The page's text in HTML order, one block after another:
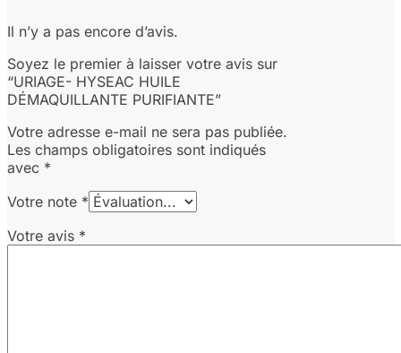
Il n’y a pas encore d’avis.
Soyez le premier à laisser votre avis sur
“URIAGE- HYSEAC HUILE
DÉMAQUILLANTE PURIFIANTE”
Votre adresse e-mail ne sera pas publiée.
Les champs obligatoires sont indiqués
avec *
Votre note *
Votre avis *